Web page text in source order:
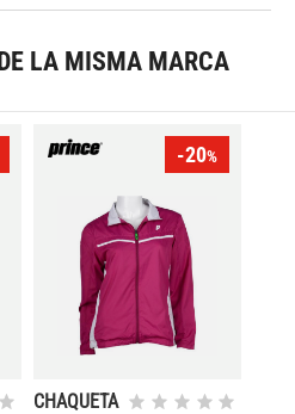
LA MISMA MARCA
-20%
CHAQUETA